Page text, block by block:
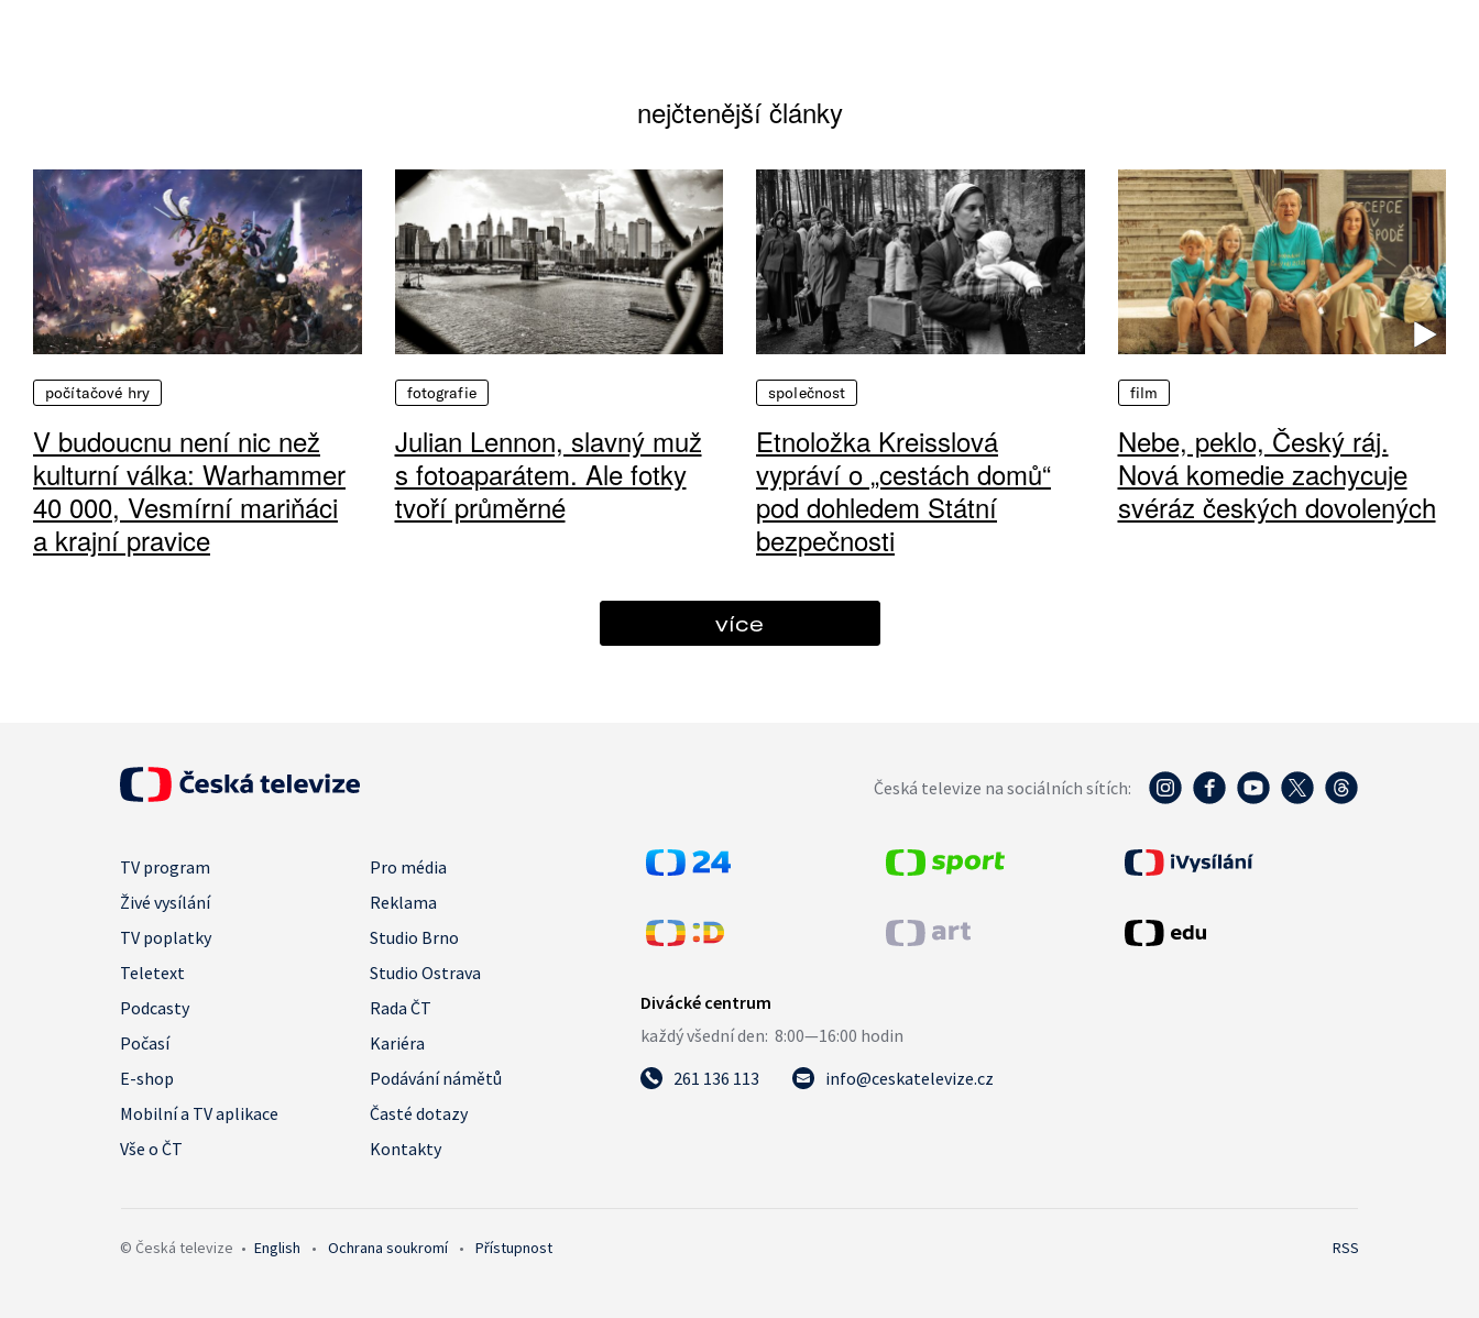
nejčtenější články
počítačové hry
V budoucnu není nic než
kulturní válka: Warhammer
40 000, Vesmírní mariňáci
a krajní pravice
fotografie
Julian Lennon, slavný muž
s fotoaparátem. Ale fotky
tvoří průměrné
společnost
Etnoložka Kreisslová
vypráví o „cestách domů“
pod dohledem Státní
bezpečnosti
film
Nebe, peklo, Český ráj.
Nová komedie zachycuje
svéráz českých dovolených
více
Česká televize na sociálních sítích:
TV program
Pro média
Živé vysílání
Reklama
TV poplatky
Studio Brno
Teletext
Studio Ostrava
Podcasty
Rada ČT
Počasí
Kariéra
E-shop
Podávání námětů
Mobilní a TV aplikace
Časté dotazy
Vše o ČT
Kontakty
261 136 113 info@ceskatelevize.cz
© Česká televize • English • Ochrana soukromí • Přístupnost RSS